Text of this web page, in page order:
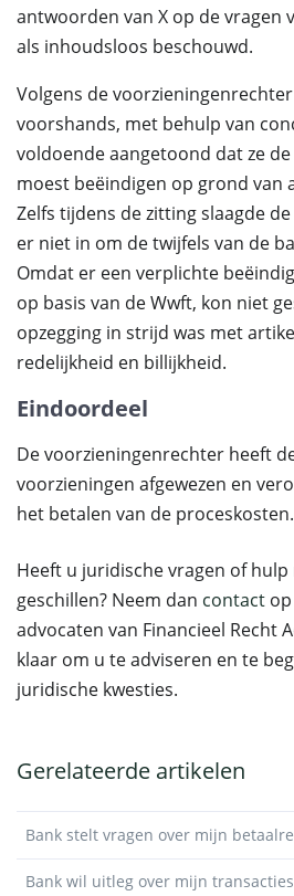
antwoorden van X op de vragen
als inhoudsloos beschouwd.
Volgens de
voorshands, met behulp van
voldoende aangetoond dat ze
moest beëindigen op grond van
Zelfs tijdens de zitting slaagde
er niet in om de twijfels van de
Omdat er een verplichte
op basis van de Wwft, kon niet
opzegging in strijd was met
redelijkheid en billijkheid.
Eindoordeel
De voorzieningenrechter heeft
voorzieningen afgewezen en
het betalen van de proceskosten.
Heeft u juridische vragen of
geschillen? Neem dan contact
advocaten van Financieel Recht
klaar om u te adviseren en te
juridische kwesties.
Gerelateerde artikelen
Bank stelt vragen over mijn
Bank wil uitleg over mijn transacties